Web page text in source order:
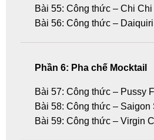
Bài 55: Công thức – Chi Chi
Bài 56: Công thức – Daiquiri
Phần 6: Pha chế Mocktail
Bài 57: Công thức – Pussy
Bài 58: Công thức – Saigon
Bài 59: Công thức – Virgin